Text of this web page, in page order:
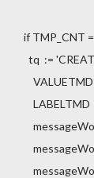
if TMP_CNT
tq :=